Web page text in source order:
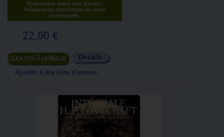
Disponible dans nos stocks.
Préparation immédiate de votre
commande.
22,00 €
Ajouter au panier Détails
Ajouter à ma liste d'envies